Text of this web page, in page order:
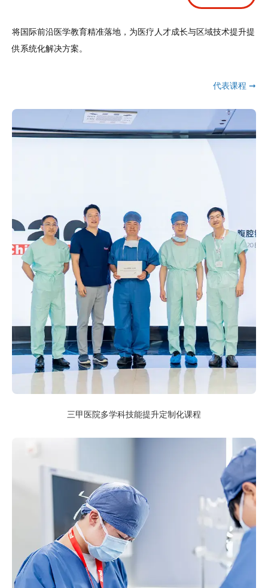
将国际前沿医学教育精准落地，为医疗人才成长与区域技术提升提
供系统化解决方案。
代表课程 ➞
三甲医院多学科技能提升定制化课程